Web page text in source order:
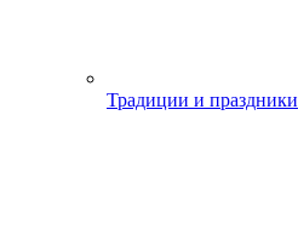
Традиции и праздники